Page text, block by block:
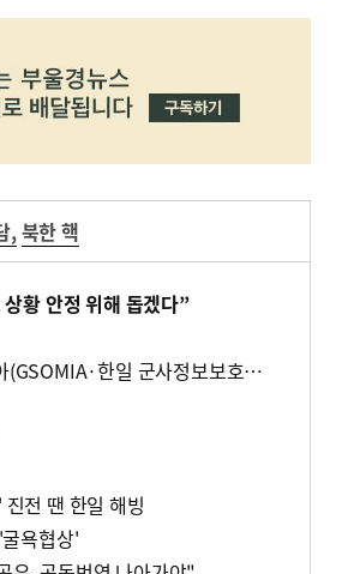
,북한 핵
황 안정 위해 돕겠다”
한일 경제→ 안보 확전 수순…미국 중재·지소미아(GSOMIA·한일 군사정보보호협정) ‘막판 변수’
전 땐 한일 해빙
욕협상'